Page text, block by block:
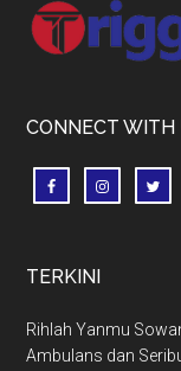
Footer
CONNECT WITH
TERKINI
Rihlah Yanmu
Ambulans dan